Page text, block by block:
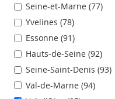
Seine-et-Marne (77)
Yvelines (78)
Essonne (91)
Hauts-de-Seine (92)
Seine-Saint-Denis (93)
Val-de-Marne (94)